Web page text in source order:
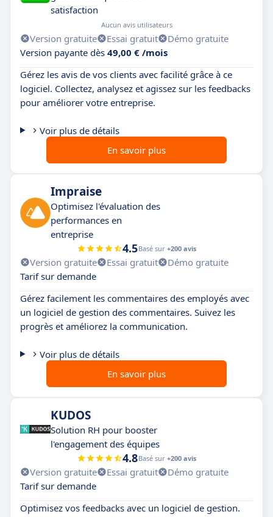
satisfaction
Aucun avis utilisateurs
Version gratuite Essai gratuit
Démo gratuite
Version payante dès 49,00 € /mois
Gérez les avis de vos clients avec facilité grâce à ce
logiciel. Collectez, analysez et agissez sur les feedbacks
pour améliorer votre entreprise.
Voir plus de détails
En savoir plus
Impraise
Optimisez l'évaluation des
performances en
entreprise
4.5Basé sur +200 avis
Version gratuite Essai gratuit
Démo gratuite
Tarif sur demande
Gérez facilement les commentaires des employés avec
un logiciel de gestion des commentaires. Suivez les
progrès et améliorez la communication.
Voir plus de détails
En savoir plus
KUDOS
Solution RH pour booster
l'engagement des équipes
4.8Basé sur +200 avis
Version gratuite Essai gratuit
Démo gratuite
Tarif sur demande
Optimisez vos feedbacks avec un logiciel de gestion.